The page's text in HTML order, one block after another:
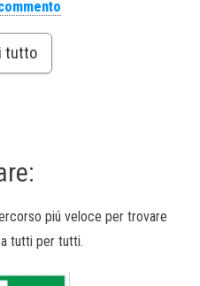
tutto
piú veloce per trovare
tutti per tutti.